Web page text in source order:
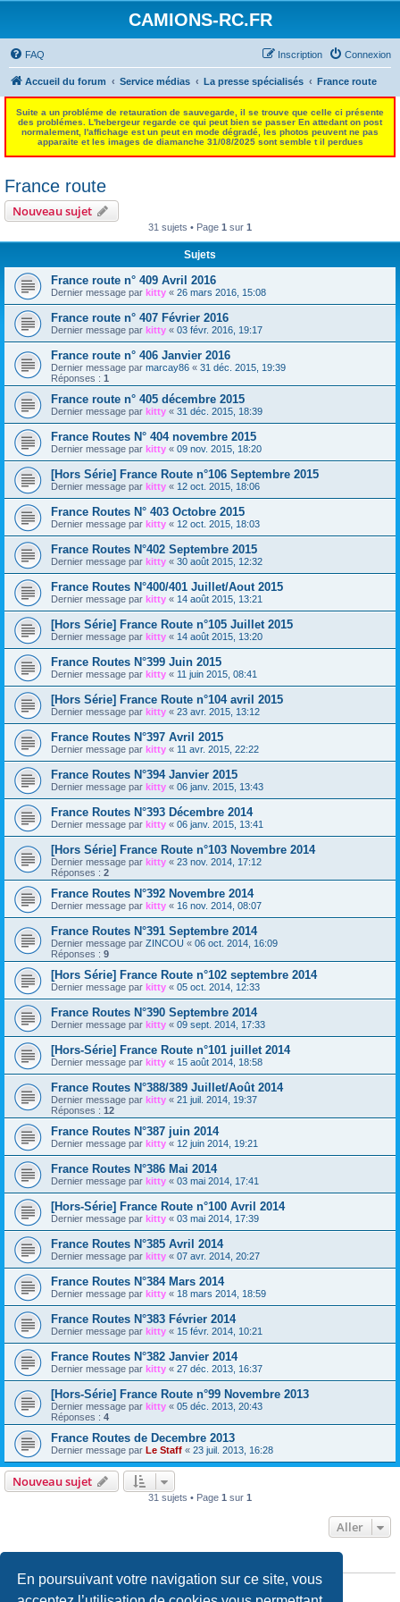
En poursuivant votre navigation sur ce site, vous
CAMIONS-RC.FR
FAQ Connexion
Inscription
Accueil du forum Service médias La presse spécialisés France route
Suite a un probléme de retauration de sauvegarde, il se trouve que celle ci présente
des problémes. L'hebergeur regarde ce qui peut bien se passer En attedant on post
normalement, l'affichage est un peut en mode dégradé, les photos peuvent ne pas
apparaite et les images de diamanche 31/08/2025 sont semble t il perdues
France route
Nouveau sujet
31 sujets • Page 1 sur 1
Sujets
France route n° 409 Avril 2016
Dernier message par kitty « 26 mars 2016, 15:08
France route n° 407 Février 2016
Dernier message par kitty « 03 févr. 2016, 19:17
France route n° 406 Janvier 2016
Dernier message par marcay86 « 31 déc. 2015, 19:39
Réponses : 1
France route n° 405 décembre 2015
Dernier message par kitty « 31 déc. 2015, 18:39
France Routes N° 404 novembre 2015
Dernier message par kitty « 09 nov. 2015, 18:20
[Hors Série] France Route n°106 Septembre 2015
Dernier message par kitty « 12 oct. 2015, 18:06
France Routes N° 403 Octobre 2015
Dernier message par kitty « 12 oct. 2015, 18:03
France Routes N°402 Septembre 2015
Dernier message par kitty « 30 août 2015, 12:32
France Routes N°400/401 Juillet/Aout 2015
Dernier message par kitty « 14 août 2015, 13:21
[Hors Série] France Route n°105 Juillet 2015
Dernier message par kitty « 14 août 2015, 13:20
France Routes N°399 Juin 2015
Dernier message par kitty « 11 juin 2015, 08:41
[Hors Série] France Route n°104 avril 2015
Dernier message par kitty « 23 avr. 2015, 13:12
France Routes N°397 Avril 2015
Dernier message par kitty « 11 avr. 2015, 22:22
France Routes N°394 Janvier 2015
Dernier message par kitty « 06 janv. 2015, 13:43
France Routes N°393 Décembre 2014
Dernier message par kitty « 06 janv. 2015, 13:41
[Hors Série] France Route n°103 Novembre 2014
Dernier message par kitty « 23 nov. 2014, 17:12
Réponses : 2
France Routes N°392 Novembre 2014
Dernier message par kitty « 16 nov. 2014, 08:07
France Routes N°391 Septembre 2014
Dernier message par ZINCOU « 06 oct. 2014, 16:09
Réponses : 9
[Hors Série] France Route n°102 septembre 2014
Dernier message par kitty « 05 oct. 2014, 12:33
France Routes N°390 Septembre 2014
Dernier message par kitty « 09 sept. 2014, 17:33
[Hors-Série] France Route n°101 juillet 2014
Dernier message par kitty « 15 août 2014, 18:58
France Routes N°388/389 Juillet/Août 2014
Dernier message par kitty « 21 juil. 2014, 19:37
Réponses : 12
France Routes N°387 juin 2014
Dernier message par kitty « 12 juin 2014, 19:21
France Routes N°386 Mai 2014
Dernier message par kitty « 03 mai 2014, 17:41
[Hors-Série] France Route n°100 Avril 2014
Dernier message par kitty « 03 mai 2014, 17:39
France Routes N°385 Avril 2014
Dernier message par kitty « 07 avr. 2014, 20:27
France Routes N°384 Mars 2014
Dernier message par kitty « 18 mars 2014, 18:59
France Routes N°383 Février 2014
Dernier message par kitty « 15 févr. 2014, 10:21
France Routes N°382 Janvier 2014
Dernier message par kitty « 27 déc. 2013, 16:37
[Hors-Série] France Route n°99 Novembre 2013
Dernier message par kitty « 05 déc. 2013, 20:43
Réponses : 4
France Routes de Decembre 2013
Dernier message par Le Staff « 23 juil. 2013, 16:28
Nouveau sujet
31 sujets • Page 1 sur 1
Aller
Vousne pouvez paspublier de nouveaux sujets dans ce forum
ne pouvez pasrépondre aux sujets dans ce forum